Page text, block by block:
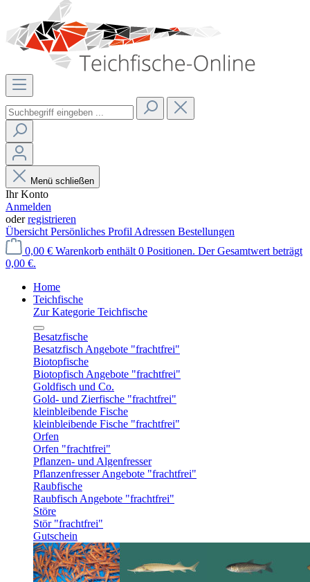
Menü schließen
Ihr Konto
Anmelden
oderregistrieren
Übersicht Persönliches Profil Adressen Bestellungen
0,00 € Warenkorb enthält 0 Positionen. Der Gesamtwert beträgt
0,00 €.
Home
Teichfische
Zur Kategorie Teichfische
Besatzfische
Besatzfisch Angebote "frachtfrei"
Biotopfische
Biotopfisch Angebote "frachtfrei"
Goldfisch und Co.
Gold- und Zierfische "frachtfrei"
kleinbleibende Fische
kleinbleibende Fische "frachtfrei"
Orfen
Orfen "frachtfrei"
Pflanzen- und Algenfresser
Pflanzenfresser Angebote "frachtfrei"
Raubfische
Raubfisch Angebote "frachtfrei"
Störe
Stör "frachtfrei"
Gutschein